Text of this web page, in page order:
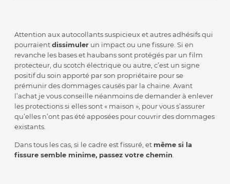
Attention aux autocollants suspicieux et autres adhésifs qui
pourraientdissimuler un impact ou une fissure. Si en
revanche les bases et haubans sont protégés par un film
protecteur, du scotch électrique ou autre, c’est un signe
positif du soin apporté par son propriétaire pour se
prémunir des dommages causés par la chaine. Avant
l’achat je vous conseille néanmoins de demander à enlever
les protections si elles sont « maison », pour vous s’assurer
qu’elles n’ont pas été apposées pour couvrir des dommages
existants.
Dans tous les cas, si le cadre est fissuré, et même si la
fissure semble minime, passez votre chemin